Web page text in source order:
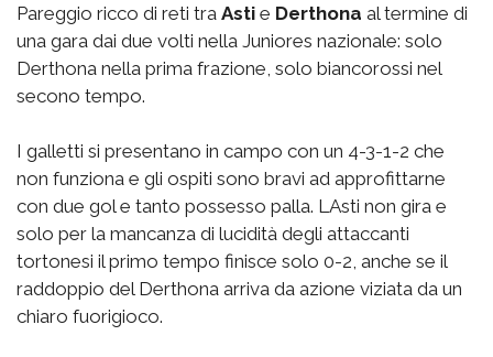
Pareggio ricco di reti tra Asti e Derthona al termine di
una gara dai due volti nella Juniores nazionale: solo
Derthona nella prima frazione, solo biancorossi nel
secono tempo.
I galletti si presentano in campo con un 4-3-1-2 che
non funziona e gli ospiti sono bravi ad approfittarne
con due gol e tanto possesso palla. LAsti non gira e
solo per la mancanza di lucidità degli attaccanti
tortonesi il primo tempo finisce solo 0-2, anche se il
raddoppio del Derthona arriva da azione viziata da un
chiaro fuorigioco.